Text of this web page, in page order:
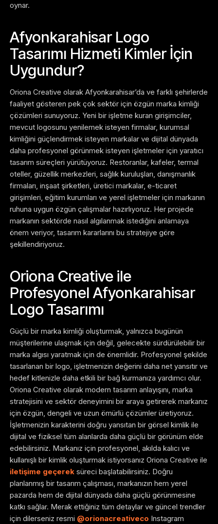
oynar.
Afyonkarahisar Logo
Tasarımı Hizmeti Kimler İçin
Uygundur?
Oriona Creative olarak Afyonkarahisar’da ve farklı şehirlerde
faaliyet gösteren pek çok sektör için özgün marka kimliği
çözümleri sunuyoruz. Yeni bir işletme kuran girişimciler,
mevcut logosunu yenilemek isteyen firmalar, kurumsal
kimliğini güçlendirmek isteyen markalar ve dijital dünyada
daha profesyonel görünmek isteyen işletmeler için yaratıcı
tasarım süreçleri yürütüyoruz. Restoranlar, kafeler, termal
oteller, güzellik merkezleri, sağlık kuruluşları, danışmanlık
firmaları, inşaat şirketleri, üretici markalar, e-ticaret
girişimleri, eğitim kurumları ve yerel işletmeler için markanın
ruhuna uygun özgün çalışmalar hazırlıyoruz. Her projede
markanın sektörde nasıl algılanmak istediğini anlamaya
önem veriyor, tasarım kararlarını bu stratejiye göre
şekillendiriyoruz.
Oriona Creative ile
Profesyonel Afyonkarahisar
Logo Tasarımı
Güçlü bir marka kimliği oluşturmak, yalnızca bugünün
müşterilerine ulaşmak için değil, gelecekte sürdürülebilir bir
marka algısı yaratmak için de önemlidir. Profesyonel şekilde
tasarlanan bir logo, işletmenizin değerini daha net yansıtır ve
hedef kitlenizle daha etkili bir bağ kurmanıza yardımcı olur.
Oriona Creative olarak modern tasarım anlayışını, marka
stratejisini ve sektör deneyimini bir araya getirerek markanız
için özgün, dengeli ve uzun ömürlü çözümler üretiyoruz.
İşletmenizin karakterini doğru yansıtan bir görsel kimlik ile
dijital ve fiziksel tüm alanlarda daha güçlü bir görünüm elde
edebilirsiniz. Markanız için profesyonel, akılda kalıcı ve
kullanışlı bir kimlik oluşturmak istiyorsanız Oriona Creative ile
iletişime geçerek süreci başlatabilirsiniz. Doğru
planlanmış bir tasarım çalışması, markanızın hem yerel
pazarda hem de dijital dünyada daha güçlü görünmesine
katkı sağlar. Merak ettiğiniz tüm detaylar ve güncel trendler
için dilerseniz resmi @orionacreativeco Instagram